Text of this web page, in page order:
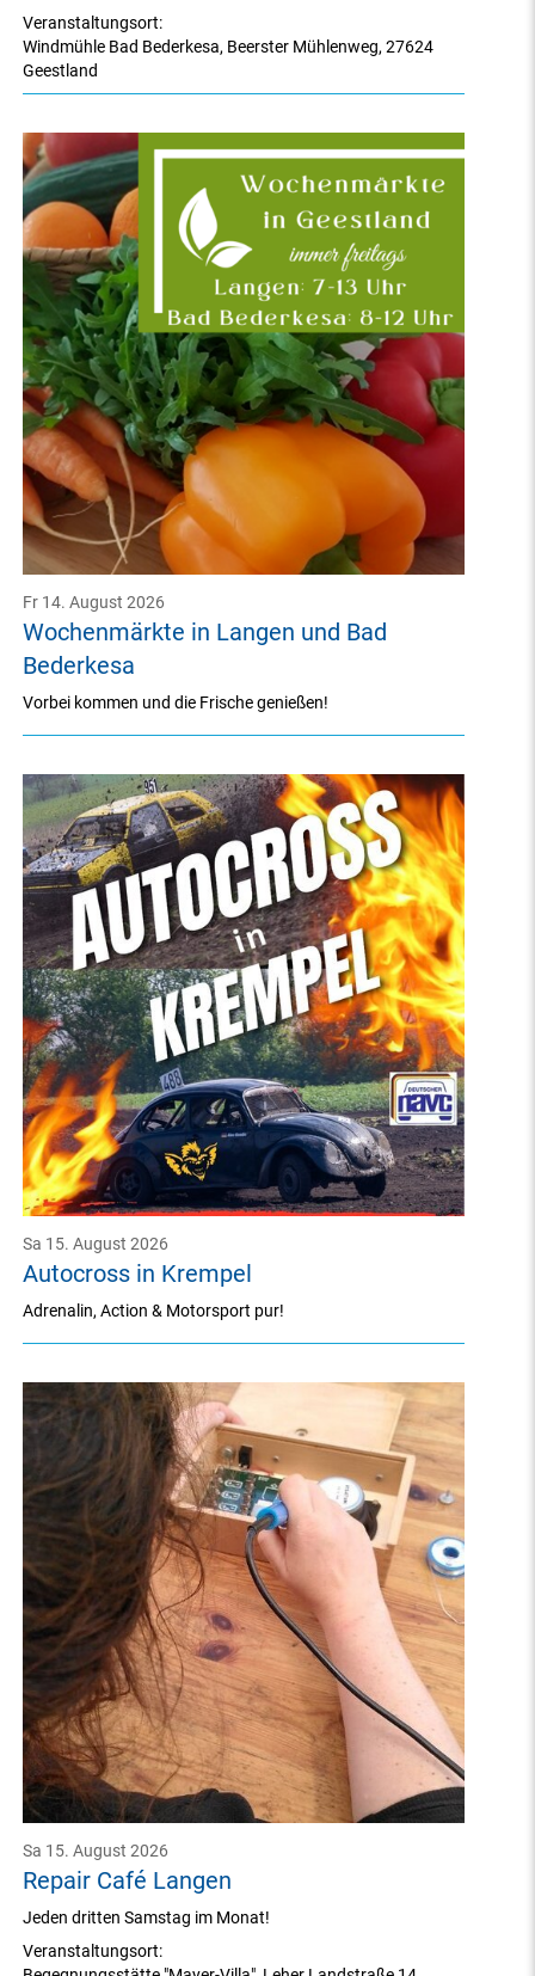
Veranstaltungsort:
Windmühle Bad Bederkesa, Beerster Mühlenweg,27624
Geestland
Wochenmärkte in Langen und Bad
Bederkesa
Fr 14. August 2026
Vorbei kommen und die Frische genießen!
Autocross in Krempel
Sa 15. August 2026
Adrenalin, Action & Motorsport pur!
Repair Café Langen
Sa 15. August 2026
Veranstaltungsort:
Jeden dritten Samstag im Monat!